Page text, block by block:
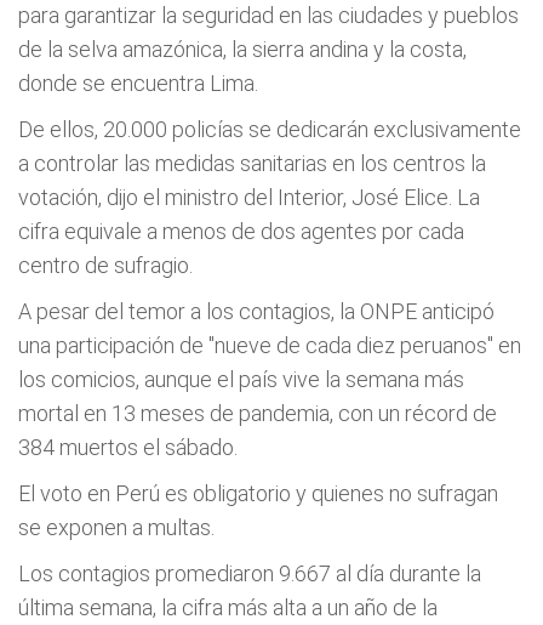
para garantizar la seguridad en las ciudades y pueblos
de la selva amazónica, la sierra andina y la costa,
donde se encuentra Lima.
De ellos, 20.000 policías se dedicarán exclusivamente
a controlar las medidas sanitarias en los centros la
votación, dijo el ministro del Interior, José Elice. La
cifra equivale a menos de dos agentes por cada
centro de sufragio.
A pesar del temor a los contagios, la ONPE anticipó
una participación de "nueve de cada diez peruanos" en
los comicios, aunque el país vive la semana más
mortal en 13 meses de pandemia, con un récord de
384 muertos el sábado.
El voto en Perú es obligatorio y quienes no sufragan
se exponen a multas.
Los contagios promediaron 9.667 al día durante la
última semana, la cifra más alta a un año de la